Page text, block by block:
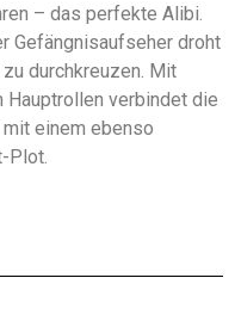
– das perfekte Alibi.
Gefängnisaufseher droht
durchkreuzen. Mit
verbindet die
einem ebenso
Plot.